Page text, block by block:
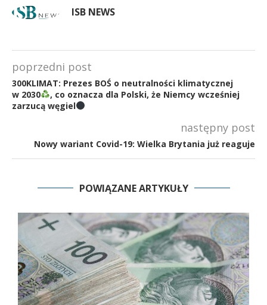
ISB NEWS
poprzedni post
300KLIMAT: Prezes BOŚ o neutralności klimatycznej
w 2030
, co oznacza dla Polski, że Niemcy wcześniej
zarzucą węgiel
następny post
Nowy wariant Covid-19: Wielka Brytania już reaguje
POWIĄZANE ARTYKUŁY